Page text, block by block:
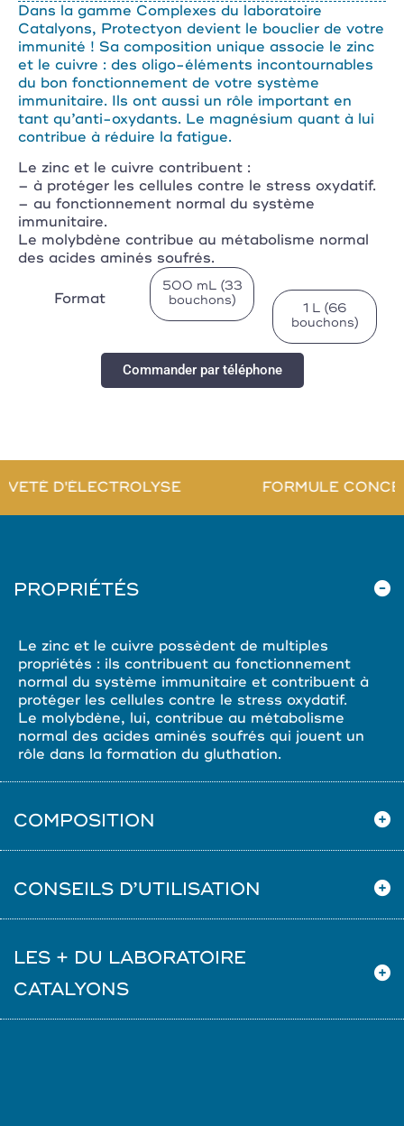
Dans la gamme Complexes du laboratoire
Catalyons, Protectyon devient le bouclier de votre
immunité ! Sa composition unique associe le zinc
et le cuivre : des oligo-éléments incontournables
du bon fonctionnement de votre système
immunitaire. Ils ont aussi un rôle important en
tant qu’anti-oxydants. Le magnésium quant à lui
contribue à réduire la fatigue.
Le zinc et le cuivre contribuent :
– à protéger les cellules contre le stress oxydatif.
– au fonctionnement normal du système
immunitaire.
Le molybdène contribue au métabolisme normal
des acides aminés soufrés.
Format
500 mL (33
bouchons)
1 L (66
bouchons)
Commander par téléphone
D'ÉLECTROLYSE FORMULE
PROPRIÉTÉS
Le zinc et le cuivre possèdent de multiples
propriétés : ils contribuent au fonctionnement
normal du système immunitaire et contribuent à
protéger les cellules contre le stress oxydatif.
Le molybdène, lui, contribue au métabolisme
normal des acides aminés soufrés qui jouent un
rôle dans la formation du gluthation.
COMPOSITION
CONSEILS D’UTILISATION
LES + DU LABORATOIRE
CATALYONS